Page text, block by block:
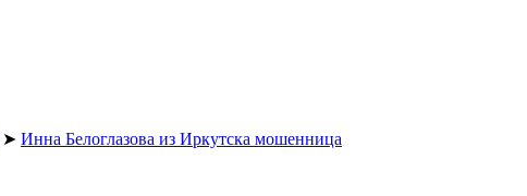
➤ Инна Белоглазова из Иркутска мошенница